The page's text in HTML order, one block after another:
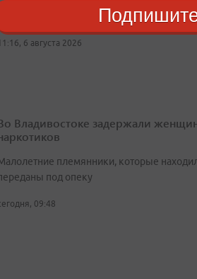
Общая площадь возгорания составила
6 августа 2026
Владивостоке задержали
племянники, которые
под опеку
09:48